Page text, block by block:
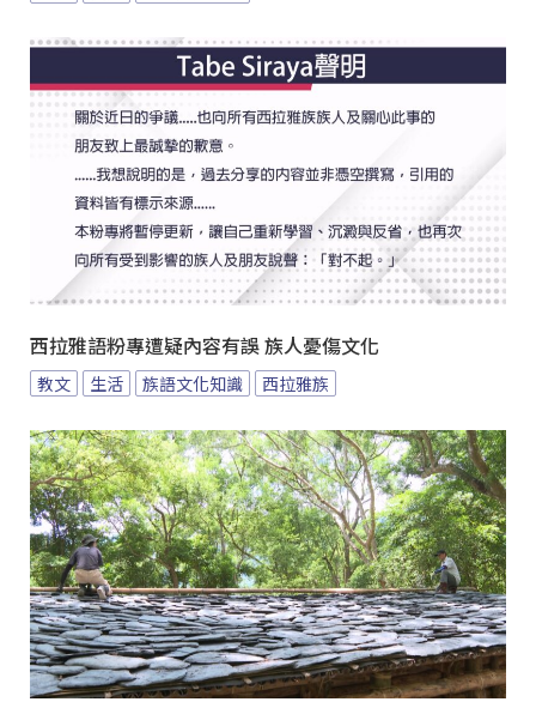
西拉雅語粉專遭疑內容有誤 族人憂傷文化
教文 生活 族語文化知識 西拉雅族